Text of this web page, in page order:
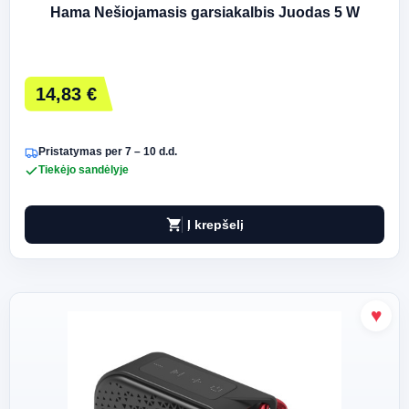
Hama Nešiojamasis garsiakalbis Juodas 5 W
14,83 €
Pristatymas per 7 – 10 d.d.
Tiekėjo sandėlyje
shopping_cart Į krepšelį